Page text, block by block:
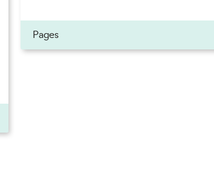
Pages